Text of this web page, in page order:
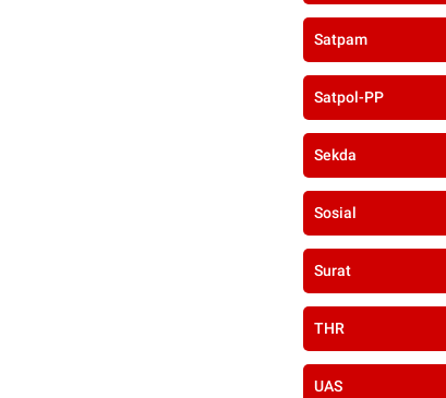
Satpam
Satpol-PP
Sekda
Sosial
Surat
THR
UAS